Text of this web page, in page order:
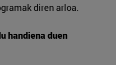
diren arloa.
handiena duen